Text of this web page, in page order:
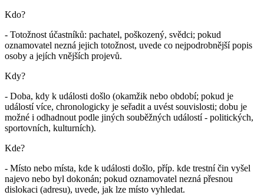
Kdo?
- Totožnost účastníků: pachatel, poškozený, svědci; pokud
oznamovatel nezná jejich totožnost, uvede co nejpodrobnější popis
osoby a jejích vnějších projevů.
Kdy?
- Doba, kdy k události došlo (okamžik nebo období; pokud je
událostí více, chronologicky je seřadit a uvést souvislosti; dobu je
možné i odhadnout podle jiných souběžných událostí - politických,
sportovních, kulturních).
Kde?
- Místo nebo místa, kde k události došlo, příp. kde trestní čin vyšel
najevo nebo byl dokonán; pokud oznamovatel nezná přesnou
dislokaci (adresu), uvede, jak lze místo vyhledat.